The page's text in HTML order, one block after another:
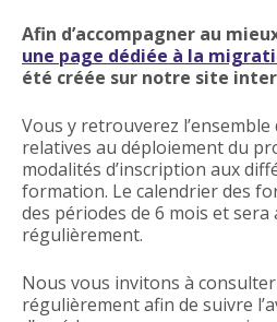
Afin d’accompagner au
une page dédiée à la
été créée sur notre site
Vous y retrouverez
relatives au déploiement du
modalités d’inscription aux
formation. Le calendrier des
des périodes de 6 mois et sera
régulièrement.
Nous vous invitons à
régulièrement afin de suivre